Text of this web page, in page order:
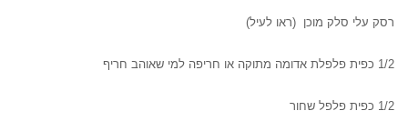
רסק עלי סלק מוכן (ראו לעיל)
1/2 כפית פלפלת אדומה מתוקה או חריפה למי שאוהב חריף
1/2 כפית פלפל שחור